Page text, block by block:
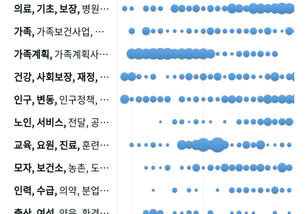
의료, 기초, 보장, 병원, 가정, 연금, 연계, 공적, 일본, 생활, 국민기초생활보장제도, 국민연금, 기금, 저소득층, 근로, 자활, 급여, 환자, 의료비, 모니터링, 한국복지패널, 소득, 지표, 빈곤, 노후, 장애인
가족, 가족보건사업, 산업, 친화, 전국, 출산력
가족계획, 가족계획사업, 가족계획사업평가, 한국가족계획사업, 피임, 보급, 부인, 자궁, 피임약
건강, 사회보장, 재정,
인구, 변동, 인구정책, 저출산, 고령사회, 고령화, 이동, 남북한, 지방자치단체, 컨설팅, 복지정책평가, 집, 사회개발
노인, 서비스, 전달, 공공, 보육, 수요, 공급, 사회서비스, 데이터, 보호, 요양, 아동, 예방, 청소년, 효율, 자원
교육, 요원, 진료,훈련, 보건요원, 마을, 마을건강사업, 보조원, 진료원, 보건진료원, 보건진료원교재
모자, 보건소,농촌, 도시, 금연, 농촌지역, 모자보건사업
인력, 수급,의약, 분업, 식품, 의약품, 의사, 안전